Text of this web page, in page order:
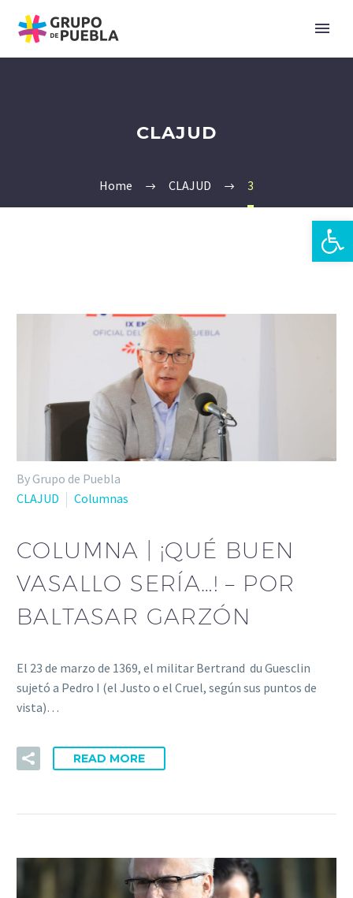
CLAJUD
Home CLAJUD 3
By Grupo de Puebla
CLAJUD
Columnas
COLUMNA | ¡QUÉ BUEN
VASALLO SERÍA…! – POR
BALTASAR GARZÓN
El 23 de marzo de 1369, el militar Bertrand du Guesclin
sujetó a Pedro I (el Justo o el Cruel, según sus puntos de
vista)…
READ MORE